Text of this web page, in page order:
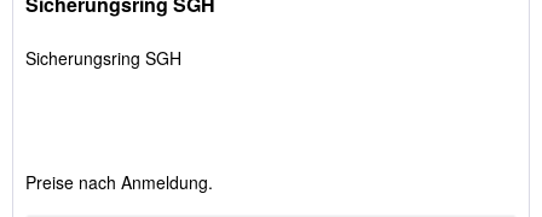
Sicherungsring SGH
Preise nach Anmeldung.